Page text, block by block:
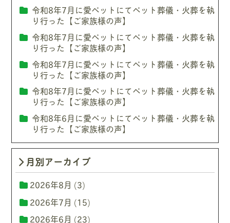
令和8年7月に愛ペットにてペット葬儀・火葬を執
り行った【ご家族様の声】
令和8年7月に愛ペットにてペット葬儀・火葬を執
り行った【ご家族様の声】
令和8年7月に愛ペットにてペット葬儀・火葬を執
り行った【ご家族様の声】
令和8年7月に愛ペットにてペット葬儀・火葬を執
り行った【ご家族様の声】
令和8年6月に愛ペットにてペット葬儀・火葬を執
り行った【ご家族様の声】
月別アーカイブ
2026年8月 (3)
2026年7月 (15)
2026年6月 (23)